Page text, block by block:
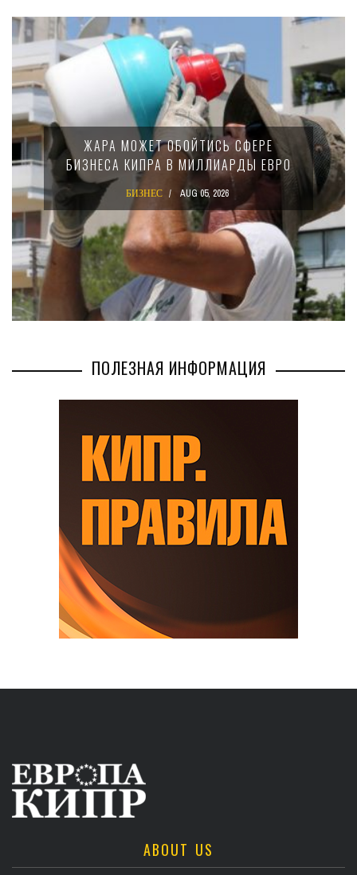
ЖАРА МОЖЕТ ОБОЙТИСЬ СФЕРЕ
БИЗНЕСА КИПРА В МИЛЛИАРДЫ ЕВРО
БИЗНЕС AUG 05, 2026
ПОЛЕЗНАЯ ИНФОРМАЦИЯ
ABOUT US